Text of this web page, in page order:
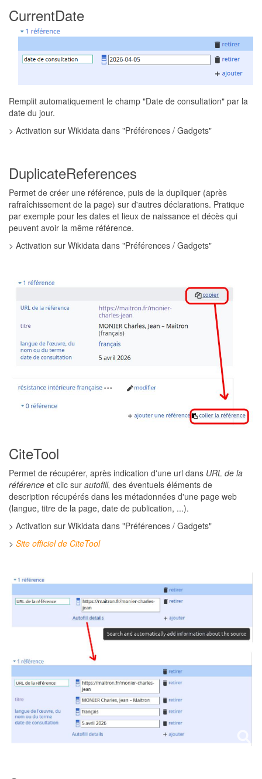
CurrentDate
Remplit automatiquement le champ "Date de consultation" par la
date du jour.
> Activation sur Wikidata dans "Préférences / Gadgets"
DuplicateReferences
Permet de créer une référence, puis de la dupliquer (après
rafraîchissement de la page) sur d'autres déclarations. Pratique
par exemple pour les dates et lieux de naissance et décès qui
peuvent avoir la même référence.
> Activation sur Wikidata dans "Préférences / Gadgets"
CiteTool
Permet de récupérer, après indication d'une url dans URL de la
référence et clic sur autofill, des éventuels éléments de
description récupérés dans les métadonnées d'une page web
(langue, titre de la page, date de publication, ...).
> Activation sur Wikidata dans "Préférences / Gadgets"
> Site officiel de CiteTool